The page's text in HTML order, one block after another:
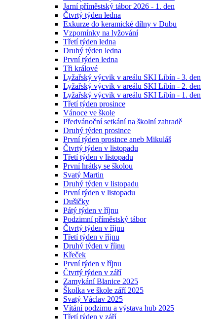
Jarní příměstský tábor 2026 - 1. den
Čtvrtý týden ledna
Exkurze do keramické dílny v Dubu
Vzpomínky na lyžování
Třetí týden ledna
Druhý týden ledna
První týden ledna
Tři králové
Lyžařský výcvik v areálu SKI Libín - 3. den
Lyžařský výcvik v areálu SKI Libín - 2. den
Lyžařský výcvik v areálu SKI Libín - 1. den
Třetí týden prosince
Vánoce ve škole
Předvánoční setkání na školní zahradě
Druhý týden prosince
První týden prosince aneb Mikuláš
Čtvrtý týden v listopadu
Třetí týden v listopadu
První hrátky se školou
Svatý Martin
Druhý týden v listopadu
První týden v listopadu
Dušičky
Pátý týden v říjnu
Podzimní příměstský tábor
Čtvrtý týden v říjnu
Třetí týden v říjnu
Druhý týden v říjnu
Křeček
První týden v říjnu
Čtvrtý týden v září
Zamykání Blanice 2025
Školka ve škole září 2025
Svatý Václav 2025
Vítání podzimu a výstava hub 2025
Třetí týden v září